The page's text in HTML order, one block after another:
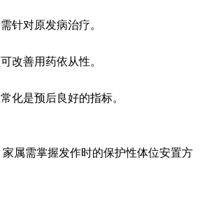
针对原发病治疗。
改善用药依从性。
化是预后良好的指标。
属需掌握发作时的保护性体位安置方